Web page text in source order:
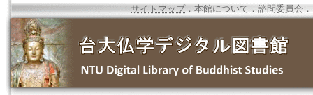
サイトマップ．本館について ． 諮問委員会 ．